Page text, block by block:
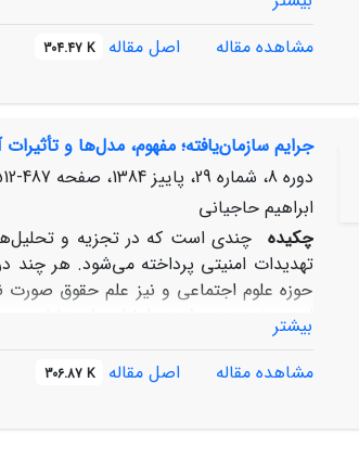
برخوردارند. برای آزمون این فرضیه به
در خصوص تحولات خاورمیانه ارزیابی
مشاهده مقاله
اصل مقاله 304.47 K
جرایم سازمان‌یافته؛ مفهوم، مدل‌ها و
دوره 8، شماره 29، پاییز 1384، صفحه
487-512
ابراهیم حاجیانی
چکیده چندی است که در تجزیه و
تهدیدات امنیتی پرداخته می‌شود. هر چند
حوزه علوم اجتماعی و نیز علم حقوق صورت
این موضوع نمی‌شوند، اما این امر نشان
آن پی‌برده‌اند. در این نوشتار برآنیم تا
از مفهوم، ابعاد و مدل‌های نظری جرایم
بیشتر
مشاهده مقاله
اصل مقاله 306.87 K